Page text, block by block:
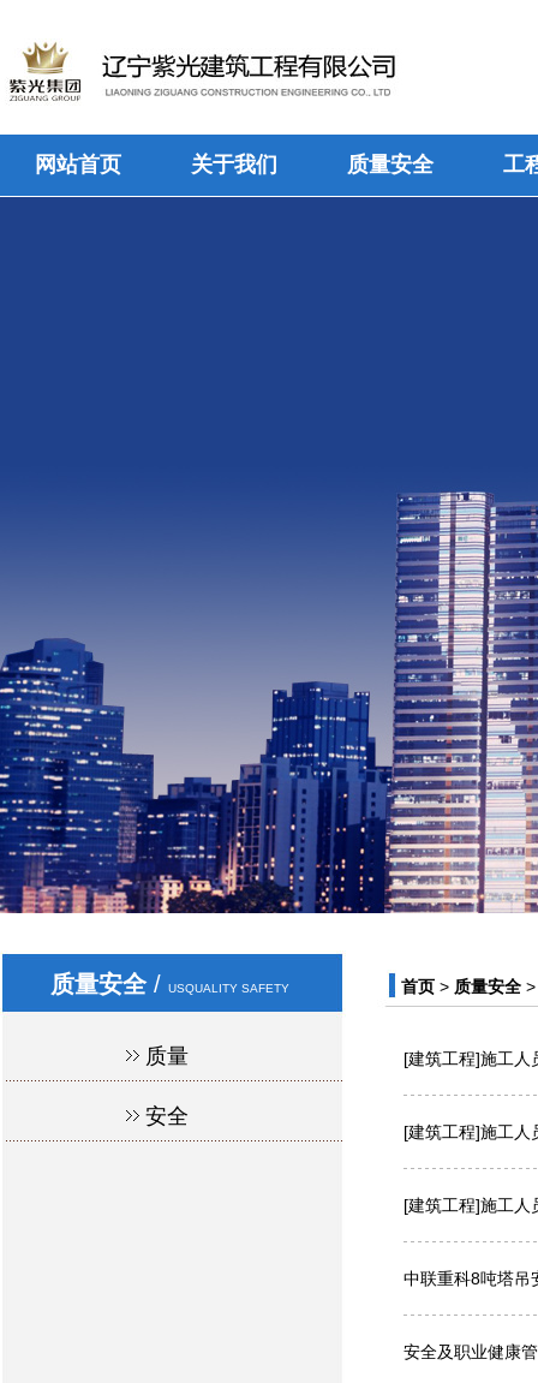
网站首页 关于我们 质量安全 工
质量安全/ USQUALITY SAFETY
质量
安全
首页 > 质量安全
[建筑工程]施工人
[建筑工程]施工人
[建筑工程]施工人
中联重科8吨塔吊
安全及职业健康